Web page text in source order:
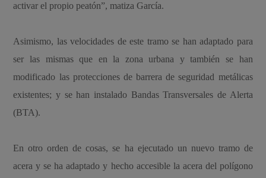
activar el propio peatón”, matiza García.
Asimismo, las velocidades de este tramo se han adaptado para
ser las mismas que en la zona urbana y también se han
modificado las protecciones de barrera de seguridad metálicas
existentes; y se han instalado Bandas Transversales de Alerta
(BTA).
En otro orden de cosas, se ha ejecutado un nuevo tramo de
acera y se ha adaptado y hecho accesible la acera del polígono